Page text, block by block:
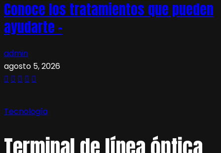
Conoce los tratamientos que pueden
ayudarte –
admin
agosto 5, 2026
Tecnología